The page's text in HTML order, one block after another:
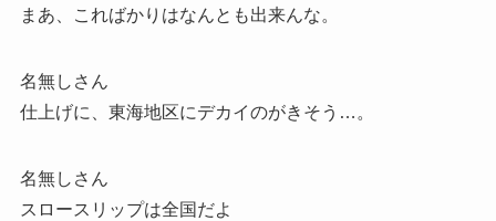
まあ、こればかりはなんとも出来んな。
名無しさん
仕上げに、東海地区にデカイのがきそう…。
名無しさん
スロースリップは全国だよ